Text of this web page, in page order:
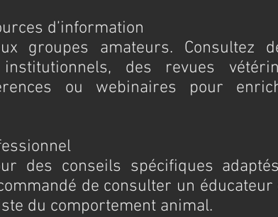
d’information
groupes amateurs. Consultez
des revues
ou webinaires pour
des conseils spécifiques
de consulter un éducateur
du comportement animal.